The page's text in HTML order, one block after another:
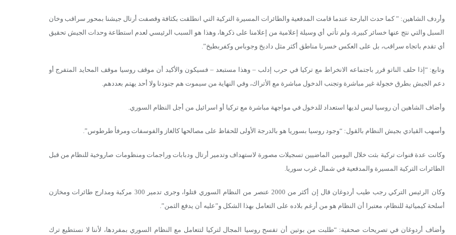
وأردف الشاهين: ” كما حدث البارحة عندما قامت المدفعية والطائرات المسيرة التركية التي انطلقت بكثافة وقصفت أرتال جيشنا بمحور سراقب وخان
السبل والتي نتج عنها خسائر كبيرة، ولم تأتي أي وسيلة إعلامية من إعلامنا على ذكرها، وهذا هو السبب الرئيسي لعدم استطاعة وحدات الجيش تحقيق
أي تقدم باتجاه سراقب، بل على العكس خسرنا مناطق أكثر مثل داديخ وجوباس وكفربطيخ”.
وتابع: “إذا حلف الناتو قرر باجتماعه الانخراط مع تركيا في حرب إدلب – وهذا مستبعد – فسيكون والأكيد أن موقف روسيا موقف المحايد المتفرج أو
دعم الجيش بطرق خجولة غير مباشرة وتجنب الدخول مباشرة مع الأتراك، وفي النهاية من سيموت هم جنودنا ولا أحد يهتم بعددهم.
وأضاف الشاهين أن روسيا ليس لديها استعداد للدخول في مواجهة مباشرة مع تركيا أو اسرائيل من أجل النظام السوري.
وأسهب القيادي بجيش النظام بالقول: “وجود روسيا بسوريا هو بالدرجة الأولى للحفاظ على مصالحها كالغاز والفوسفات ومرفأ طرطوس”.
وكانت عدة قنوات تركية بثت خلال اليومين الماضيين تسجيلات مصورة لاستهداف وتدمير أرتال ودبابات وراجمات ومنظومات صاروخية للنظام من قبل
الطائرات التركية المسيرة والمدفعية في شمال غرب سوريا.
وكان الرئيس التركي رجب طيب أردوغان قال إن أكثر من 2000 عنصر من النظام السوري قتلوا، وجرى تدمير 300 مركبة ومدارج طائرات ومخازن
أسلحة كيميائية للنظام، معتبرا أن النظام هو من أرغم بلاده على التعامل بهذا الشكل و”عليه أن يدفع الثمن”.
وأضاف أردوغان في تصريحات صحفية: “طلبت من بوتين أن تفسح روسيا المجال لتركيا لتتعامل مع النظام السوري بمفردها، لأننا لا نستطيع ترك